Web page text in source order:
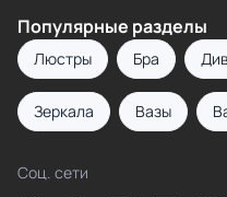
Популярные разделы
Люстры Бра
Зеркала Вазы
Соц. сети